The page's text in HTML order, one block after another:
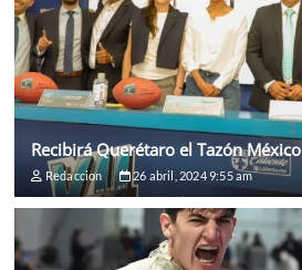
Recibirá Querétaro el Tazón México
Redaccion 26 abril, 2024 9:55 am